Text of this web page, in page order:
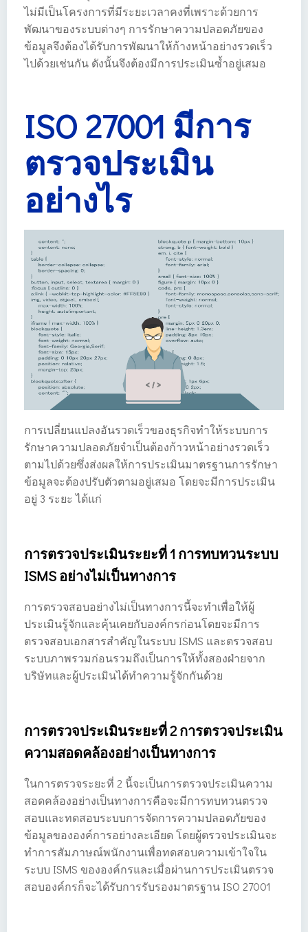
ไม่มีเป็นโครงการที่มีระยะเวลาคงที่เพราะด้วยการ
พัฒนาของระบบต่างๆ การรักษาความปลอดภัยของ
ข้อมูลจึงต้องได้รับการพัฒนาให้ก้างหน้าอย่างรวดเร็ว
ไปด้วยเช่นกัน ดังนั้นจึงต้องมีการประเมินซ้ำอยู่เสมอ
ISO 27001 มีการ
ตรวจประเมิน
อย่างไร
การเปลี่ยนแปลงอันรวดเร็วของธุรกิจทำให้ระบบการ
รักษาความปลอดภัยจำเป็นต้องก้าวหน้าอย่างรวดเร็ว
ตามไปด้วยซึ่งส่งผลให้การประเมินมาตรฐานการรักษา
ข้อมูลจะต้องปรับตัวตามอยู่เสมอ โดยจะมีการประเมิน
อยู่ 3 ระยะ ได้แก่
การตรวจประเมินระยะที่ 1 การทบทวนระบบ
ISMS อย่างไม่เป็นทางการ
การตรวจสอบอย่างไม่เป็นทางการนี้จะทำเพื่อให้ผู้
ประเมินรู้จักและคุ้นเคยกับองค์กรก่อนโดยจะมีการ
ตรวจสอบเอกสารสำคัญในระบบ ISMS และตรวจสอบ
ระบบภาพรวมก่อนรวมถึงเป็นการให้ทั้งสองฝ่ายจาก
บริษัทและผู้ประเมินได้ทำความรู้จักกันด้วย
การตรวจประเมินระยะที่ 2 การตรวจประเมิน
ความสอดคล้องอย่างเป็นทางการ
ในการตรวจระยะที่ 2 นี้จะเป็นการตรวจประเมินความ
สอดคล้องอย่างเป็นทางการคือจะมีการทบทวนตรวจ
สอบและทดสอบระบบการจัดการความปลอดภัยของ
ข้อมูลขององค์การอย่างละเอียด โดยผู้ตรวจประเมินจะ
ทำการสัมภาษณ์พนักงานเพื่อทดสอบความเข้าใจใน
ระบบ ISMS ขององค์กรและเมื่อผ่านการประเมินตรวจ
สอบองค์กรก็จะได้รับการรับรองมาตรฐาน ISO 27001